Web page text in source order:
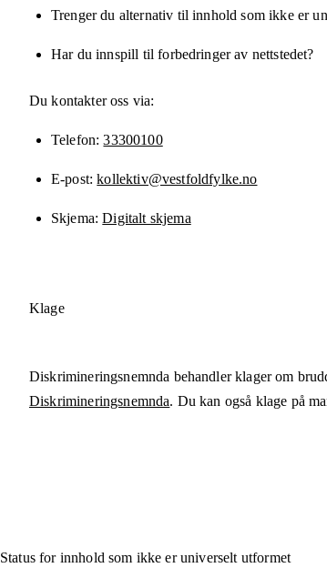
Trenger du alternativ til innhold som ikke er
Har du innspill til forbedringer av nettstedet?
Du kontakter oss via:
Telefon 33300100
E-post kollektiv@vestfoldfylke.no
Skjema Digitalt skjema
Klage
Diskrimineringsnemnda behandler klager om
Diskrimineringsnemnda. Du kan også klage på
Status for innhold som ikke er universelt utformet